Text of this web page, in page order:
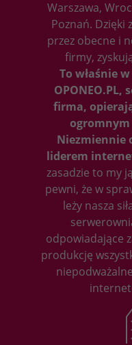
Warszawa,
Poznań. Dzięki
przez obecne i
firmy,
To właśnie
OPONEO.PL,
firma,
ogromnym
Niezmiennie
liderem
zasadzie to my
pewni, że w
leży nasza
odpowiadające
produkcję